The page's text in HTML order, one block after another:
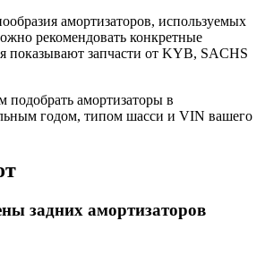
амортизаторов, используемых
рекомендовать конкретные
показывают запчасти от KYB, SACHS
амортизаторы в
годом, типом шасси и VIN вашего
задних амортизаторов